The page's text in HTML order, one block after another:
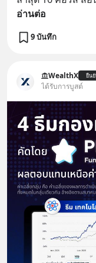
อ่านต่อ
9 บันทึก
WealthX ยืน
ได้รับการบูสต์